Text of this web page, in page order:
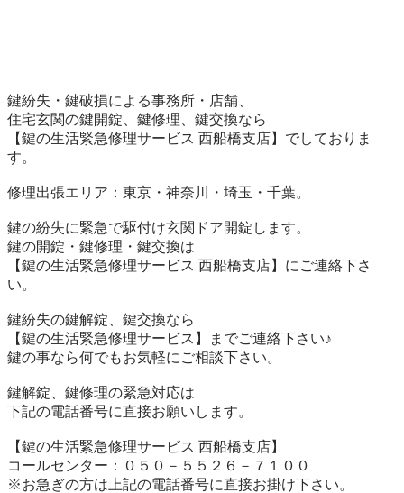
鍵紛失・鍵破損による事務所・店舗、
住宅玄関の鍵開錠、鍵修理、鍵交換なら
【鍵の生活緊急修理サービス 西船橋支店】でしておりま
す。
修理出張エリア：東京・神奈川・埼玉・千葉。
鍵の紛失に緊急で駆付け玄関ドア開錠します。
鍵の開錠・鍵修理・鍵交換は
【鍵の生活緊急修理サービス 西船橋支店】にご連絡下さ
い。
鍵紛失の鍵解錠、鍵交換なら
【鍵の生活緊急修理サービス】までご連絡下さい♪
鍵の事なら何でもお気軽にご相談下さい。
鍵解錠、鍵修理の緊急対応は
下記の電話番号に直接お願いします。
【鍵の生活緊急修理サービス 西船橋支店】
コールセンター：０５０－５５２６－７１００
※お急ぎの方は上記の電話番号に直接お掛け下さい。